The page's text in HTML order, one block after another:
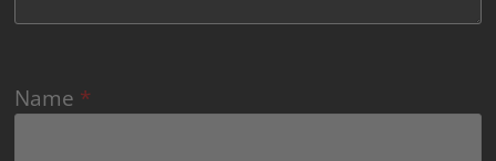
Name *